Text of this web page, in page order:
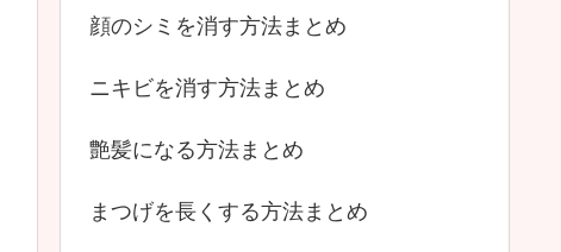
顔のシミを消す方法まとめ
ニキビを消す方法まとめ
艶髪になる方法まとめ
まつげを長くする方法まとめ